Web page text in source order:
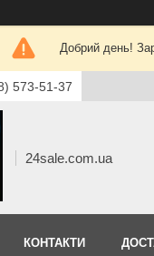
Добрий день!
573-51-37
24sale.com.ua
КОНТАКТИ